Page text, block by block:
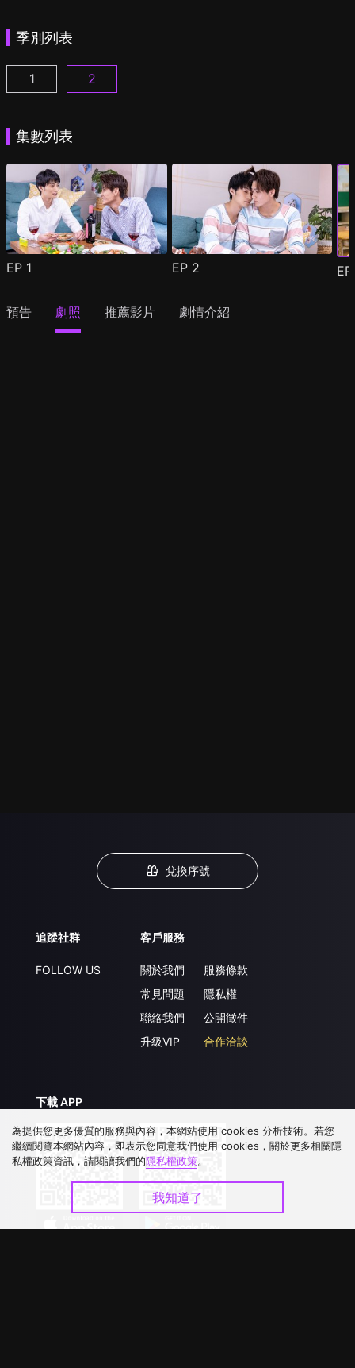
季別列表
他愛上我的理由 第1季 第1集
1 他愛上我的理由 第2季 第1集
2
集數列表
EP 1 EP 2
預告 劇照 推薦影片 劇情介紹
兌換序號
追蹤社群
FOLLOW US
客戶服務
關於我們
常見問題
聯絡我們
升級VIP
服務條款
隱私權
公開徵件
合作洽談
下載 APP
為提供您更多優質的服務與內容，本網站使用 cookies 分析技術。若您
繼續閱覽本網站內容，即表示您同意我們使用 cookies，關於更多相關隱
私權政策資訊，請閱讀我們的隱私權政策。
我知道了